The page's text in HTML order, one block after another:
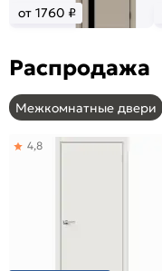
от 1760 ₽
Распродажа
Межкомнатные двери
4,8